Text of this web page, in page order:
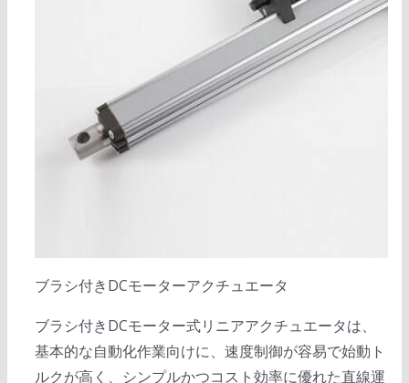
ブラシ付きDCモーターアクチュエータ
ブラシ付きDCモーター式リニアアクチュエータは、
基本的な自動化作業向けに、速度制御が容易で始動ト
ルクが高く、シンプルかつコスト効率に優れた直線運